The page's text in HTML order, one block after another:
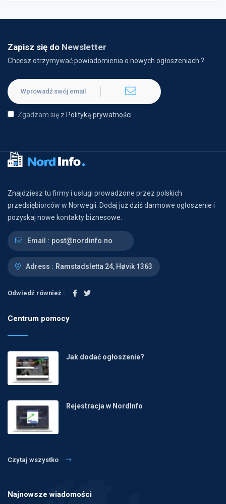
Zapisz się do Newsletter
Chcesz otrzymywać powiadomienia o nowych ogłoszeniach ?
Zgadzam się z Polityką prywatności
Znajdziesz tu firmy i usługi prowadzone przez polskich
przedsiębiorców w Norwegii. Dodaj już dziś darmowe ogłoszenie i
pozyskaj nowe kontakty biznesowe.
Email : post@nordinfo.no
Adress : Ramstadsletta 24, Høvik 1363
Odwiedź również :
Centrum pomocy
Jak dodać ogłoszenie?
Rejestracja w NordInfo
Czytaj wszystko
Najnowsze wiadomości